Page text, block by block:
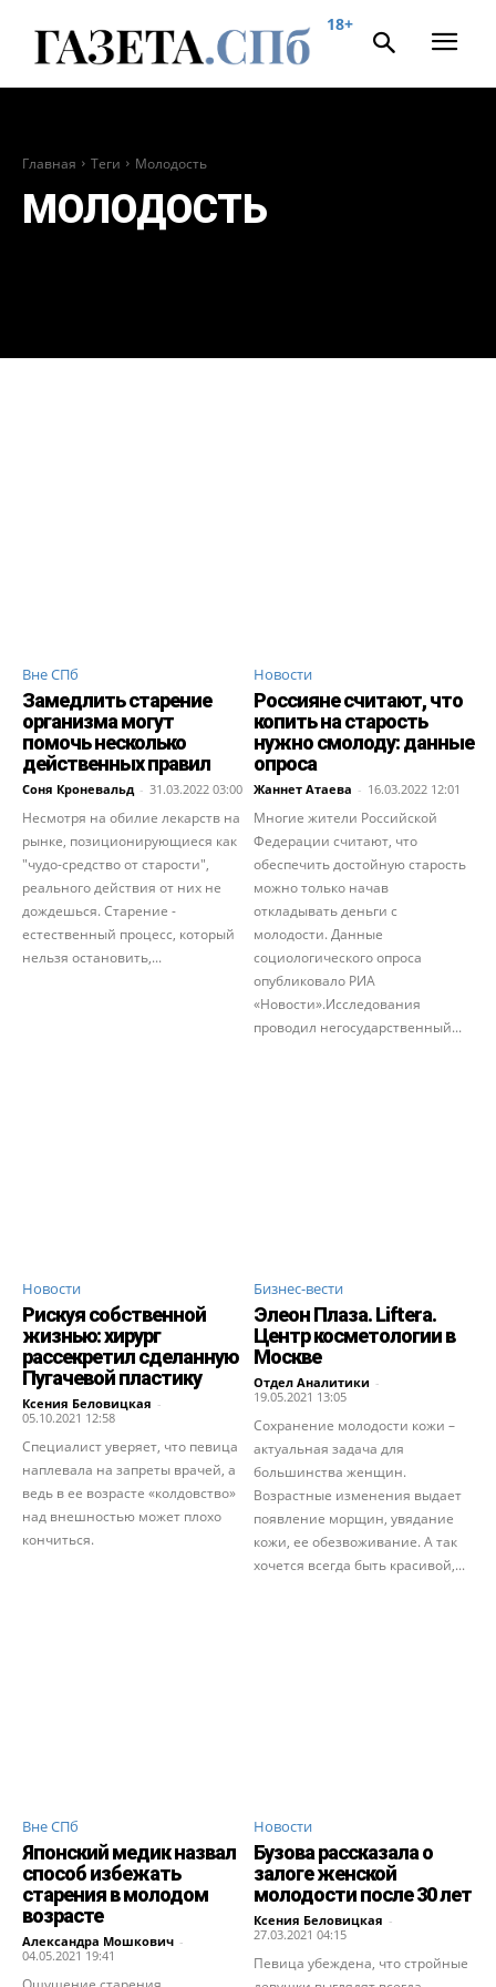
18+
Главная Теги Молодость
МОЛОДОСТЬ
Вне СПб
Замедлить старение
организма могут
помочь несколько
действенных правил
Соня Кроневальд - 31.03.2022 03:00
Несмотря на обилие лекарств на
рынке, позиционирующиеся как
"чудо-средство от старости",
реального действия от них не
дождешься. Старение -
естественный процесс, который
нельзя остановить,...
Новости
Россияне считают, что
копить на старость
нужно смолоду: данные
опроса
Жаннет Атаева - 16.03.2022 12:01
Многие жители Российской
Федерации считают, что
обеспечить достойную старость
можно только начав
откладывать деньги с
молодости. Данные
социологического опроса
опубликовало РИА
«Новости».Исследования
проводил негосударственный...
Новости
Рискуя собственной
жизнью: хирург
рассекретил сделанную
Пугачевой пластику
Ксения Беловицкая -
05.10.2021 12:58
Специалист уверяет, что певица
наплевала на запреты врачей, а
ведь в ее возрасте «колдовство»
над внешностью может плохо
кончиться.
Бизнес-вести
Элеон Плаза. Liftera.
Центр косметологии в
Москве
Отдел Аналитики -
19.05.2021 13:05
Сохранение молодости кожи –
актуальная задача для
большинства женщин.
Возрастные изменения выдает
появление морщин, увядание
кожи, ее обезвоживание. А так
хочется всегда быть красивой,...
Вне СПб
Японский медик назвал
способ избежать
старения в молодом
возрасте
Александра Мошкович -
04.05.2021 19:41
Новости
Бузова рассказала о
залоге женской
молодости после 30 лет
Ксения Беловицкая -
27.03.2021 04:15
Певица убеждена, что стройные